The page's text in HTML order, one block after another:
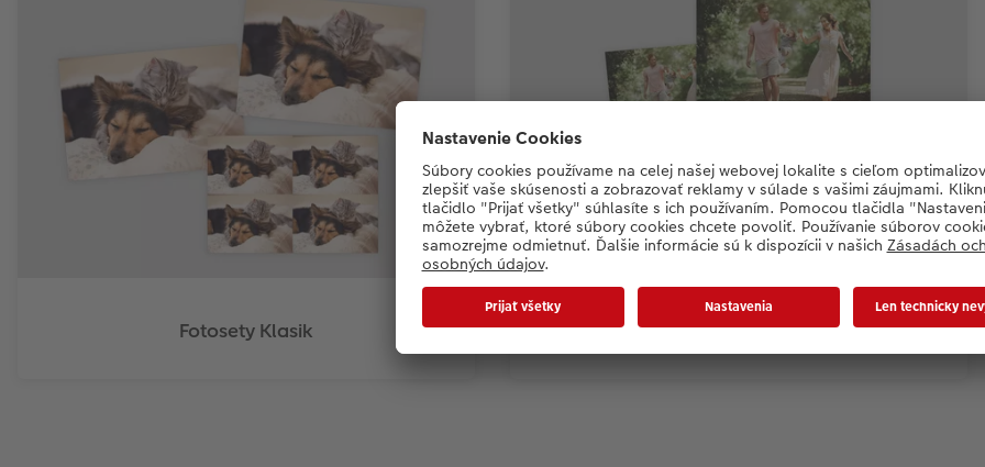
Fotosety Klasik Fotosety XL